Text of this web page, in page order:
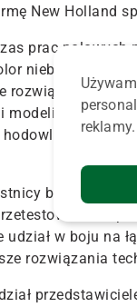
New Holland
prac polowych
niebieski czy
rozwiązania.
modeli ciągników
–
będą mogli
W
w boju na
rozwiązania